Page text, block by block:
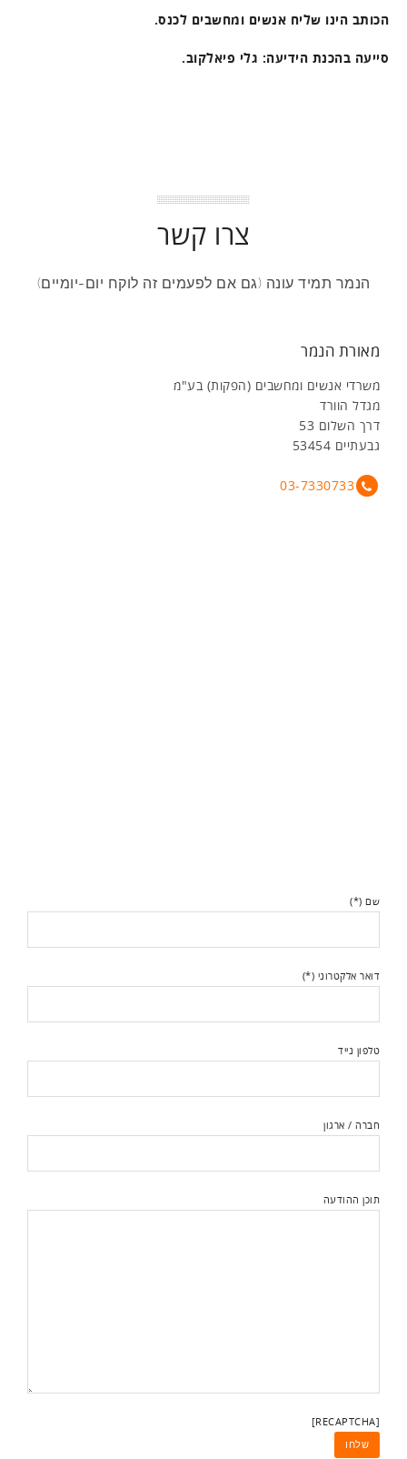
הכותב הינו שליח אנשים ומחשבים לכנס.
סייעה בהכנת הידיעה: גלי פיאלקוב.
צרו קשר
הנמר תמיד עונה (גם אם לפעמים זה לוקח יום-יומיים)
מאורת הנמר
משרדי אנשים ומחשבים (הפקות) בע"מ
מגדל הוורד
דרך השלום 53
גבעתיים 53454
03-7330733
שם (*)
דואר אלקטרוני (*)
טלפון נייד
חברה / ארגון
תוכן ההודעה
[RECAPTCHA]